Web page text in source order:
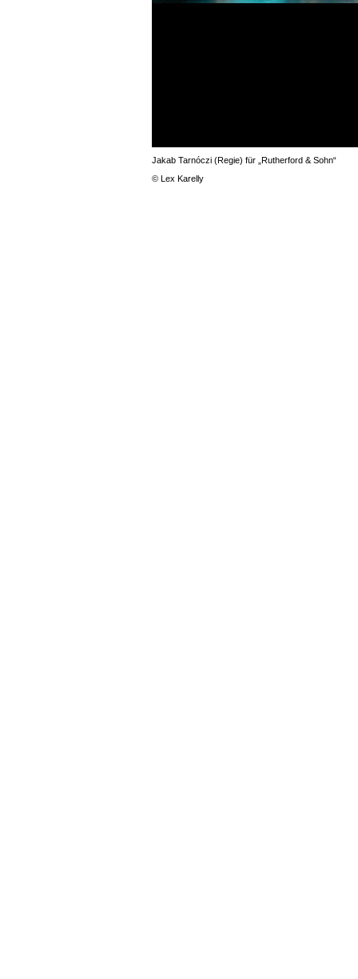
Jakab Tarnóczi (Regie) für „Rutherford & Sohn“
© Lex Karelly